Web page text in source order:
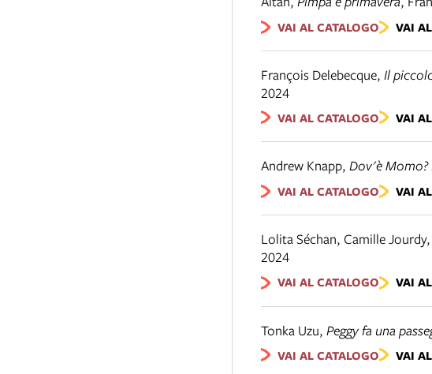
VAI AL CATALOGO VAI
François Delebecque, Il
2024
VAI AL CATALOGO VAI
Andrew Knapp, Dov'è Momo?
VAI AL CATALOGO VAI
Lolita Séchan, Camille Jourdy,
2024
VAI AL CATALOGO VAI
Tonka Uzu, Peggy fa una
VAI AL CATALOGO VAI